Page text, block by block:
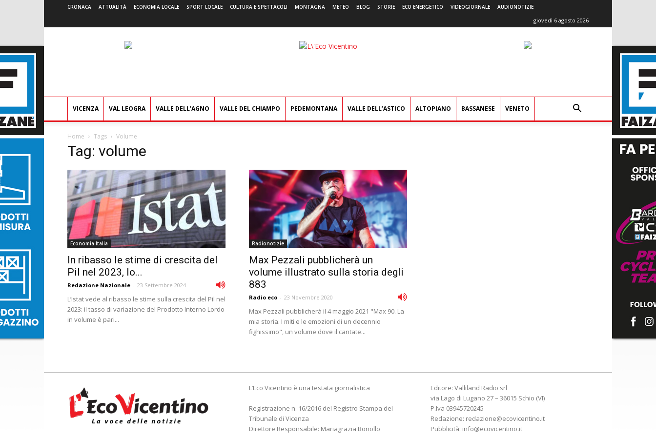
CRONACA ATTUALITÀ ECONOMIA LOCALE SPORT LOCALE CULTURA E SPETTACOLI MONTAGNA METEO BLOG STORIE ECO ENERGETICO VIDEOGIORNALE AUDIONOTIZIE
giovedì 6 agosto 2026
L'Eco
VICENZA VAL LEOGRA VALLE DELL’AGNO VALLE DEL CHIAMPO PEDEMONTANA VALLE DELL’ASTICO ALTOPIANO BASSANESE VENETO
Home Tags Volume
Tag: volume
Economia Italia
In ribasso le stime di crescita del
Pil nel 2023, lo...
Redazione Nazionale - 23 Settembre 2024
L’Istat vede al ribasso le stime sulla crescita del Pil nel
2023: il tasso di variazione del Prodotto Interno Lordo
in volume è pari...
Radionotizie
Max Pezzali pubblicherà un
volume illustrato sulla storia degli
883
Radio eco - 23 Novembre 2020
Max Pezzali pubblicherà il 4 maggio 2021 "Max 90. La
mia storia. I miti e le emozioni di un decennio
fighissimo", un volume dove il cantate...
L’Eco Vicentino è una testata giornalistica
Registrazione n. 16/2016 del Registro Stampa del
Tribunale di Vicenza
Direttore Responsabile: Mariagrazia Bonollo
Editore: Valliland Radio srl
via Lago di Lugano 27 – 36015 Schio (VI)
P.Iva 03945720245
Redazione: redazione@ecovicentino.it
Pubblicità: info@ecovicentino.it